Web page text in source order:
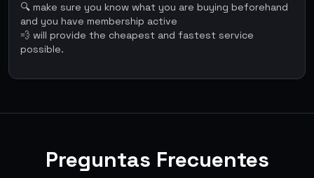
🔍 make sure you know what you are buying beforehand
and you have membership active
💨 will provide the cheapest and fastest service
possible.
Preguntas Frecuentes